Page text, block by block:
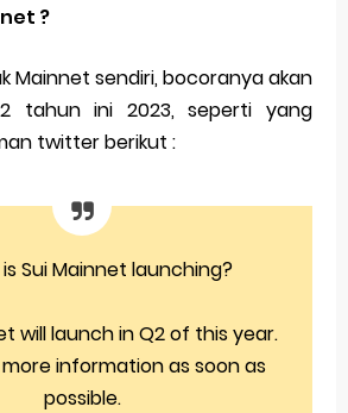
?
Mainnet sendiri, bocoranya akan
tahun ini 2023, seperti yang
twitter berikut :
is Sui Mainnet launching?
will launch in Q2 of this year.
more information as soon as
possible.